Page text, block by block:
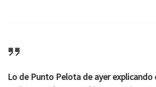
Lo de Punto Pelota de ayer